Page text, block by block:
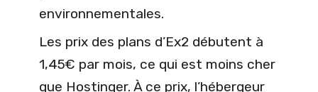
environnementales.
Les prix des plans d’Ex2 débutent à
1,45€ par mois, ce qui est moins cher
que Hostinger. À ce prix, l’hébergeur